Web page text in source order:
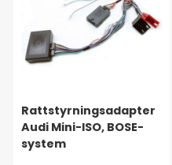
Rattstyrningsadapter
Audi Mini-ISO, BOSE-
system